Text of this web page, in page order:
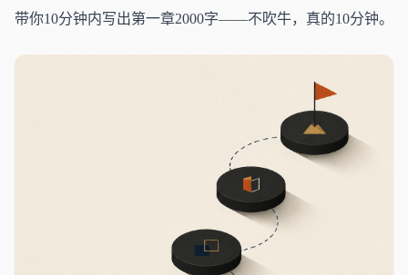
带你10分钟内写出第一章2000字——不吹牛，真的10分钟。